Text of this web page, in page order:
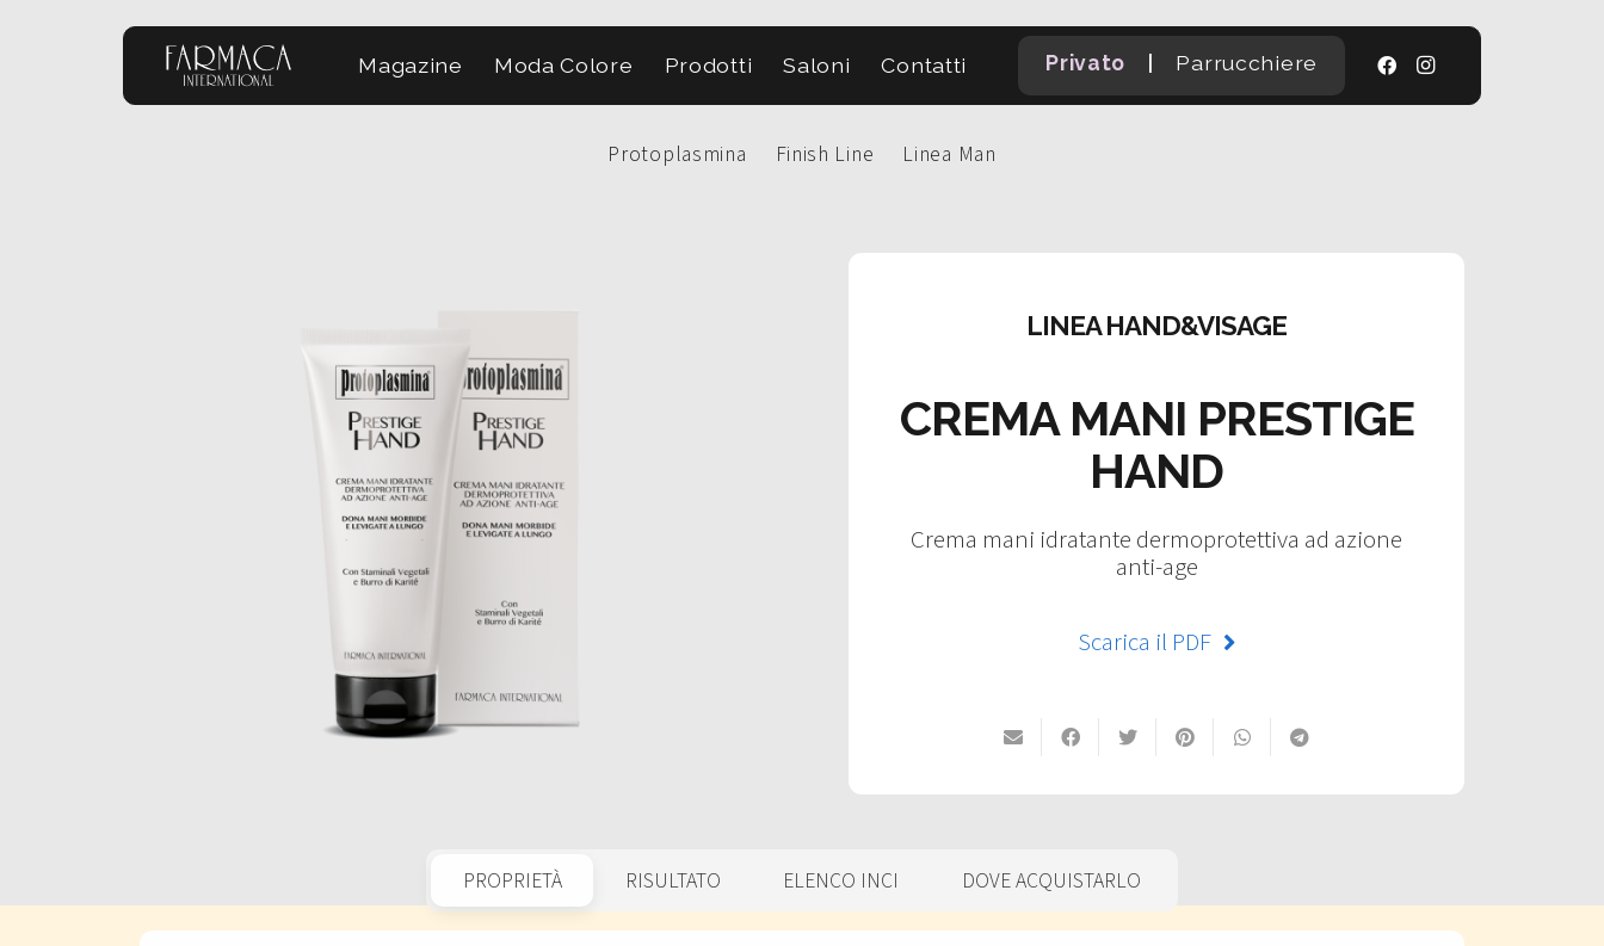
Magazine Moda Colore Prodotti Saloni Contatti Privato | Parrucchiere
Protoplasmina Finish Line Linea Man
LINEA HAND&VISAGE
CREMA MANI PRESTIGE
HAND
Crema mani idratante dermoprotettiva ad azione
anti-age
Scarica il PDF
PROPRIETÀ RISULTATO ELENCO INCI DOVE ACQUISTARLO